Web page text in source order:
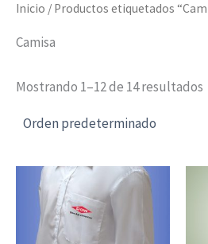
Inicio / Productos etiquetados
Camisa
Mostrando 1–12 de 14 resultados